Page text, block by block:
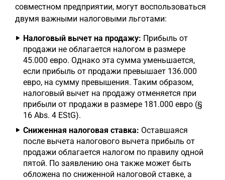
совместном предприятии, могут воспользоваться
двумя важными налоговыми льготами:
Налоговый вычет на продажу: Прибыль от
продажи не облагается налогом в размере
45.000 евро. Однако эта сумма уменьшается,
если прибыль от продажи превышает 136.000
евро, на сумму превышения. Таким образом,
налоговый вычет на продажу отменяется при
прибыли от продажи в размере 181.000 евро (§
16 Abs. 4 EStG).
Сниженная налоговая ставка: Оставшаяся
после вычета налогового вычета прибыль от
продажи облагается налогом по правилу одной
пятой. По заявлению она также может быть
обложена по сниженной налоговой ставке, а